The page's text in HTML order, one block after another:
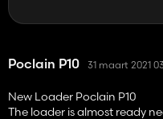
Poclain P10 31 maart 2021
New Loader Poclain P10
The loader is almost ready